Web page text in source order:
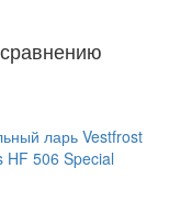
ларь Vestfrost
HF 506 Special